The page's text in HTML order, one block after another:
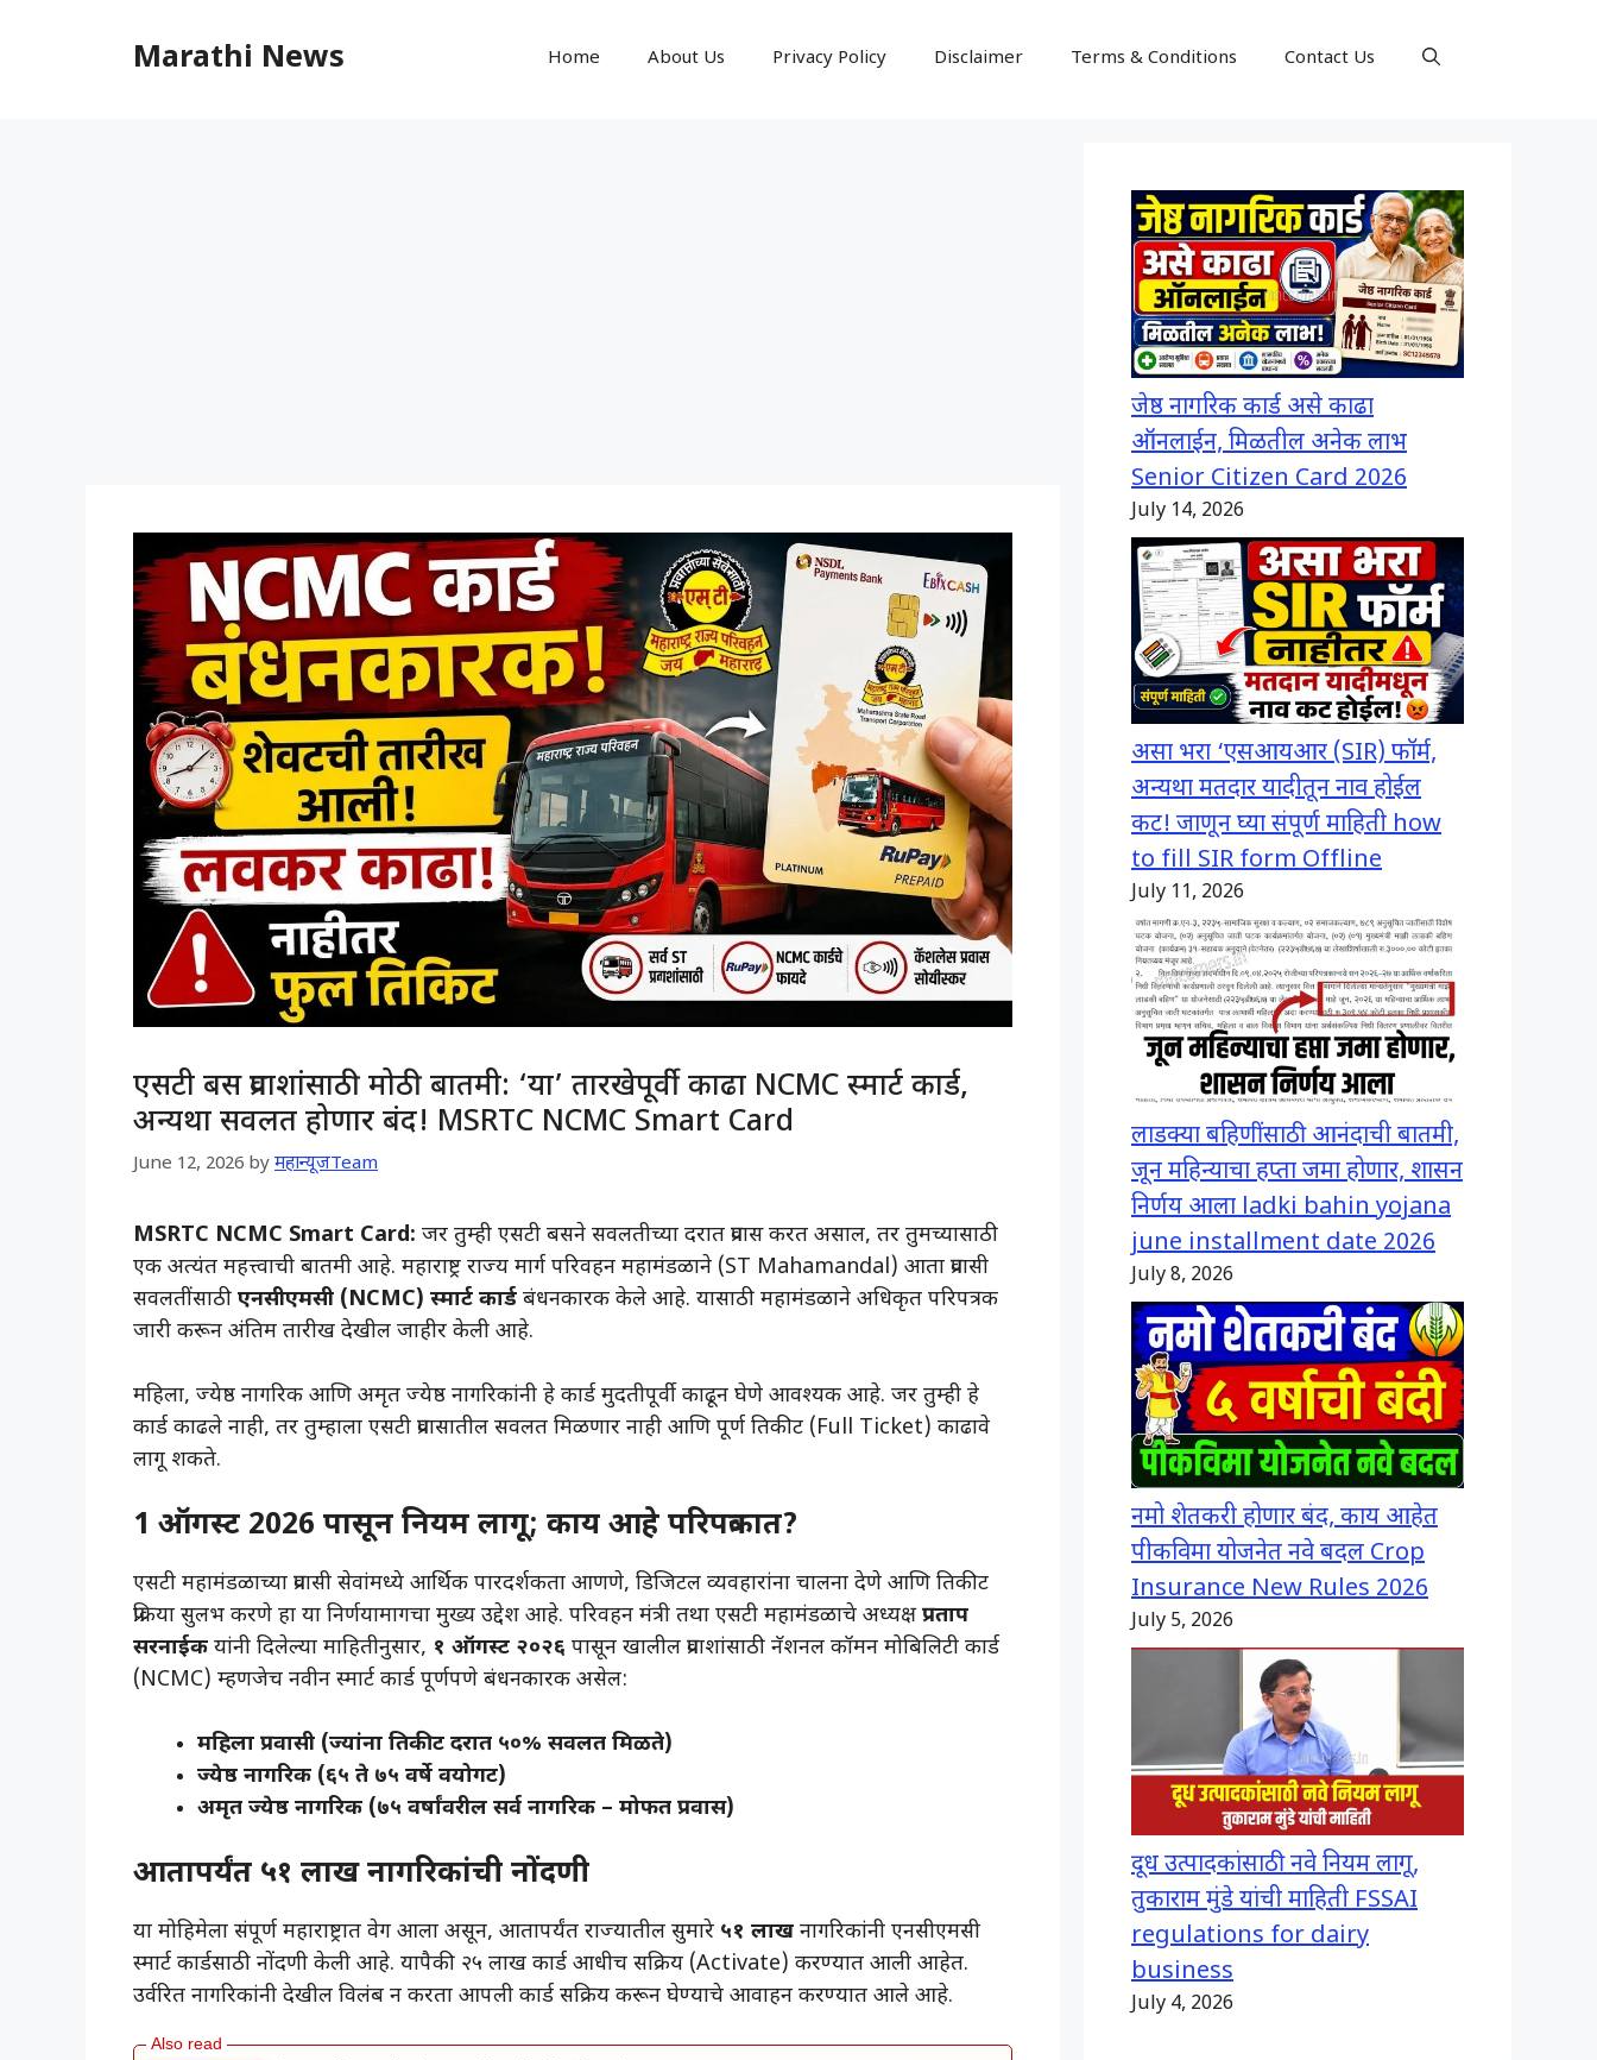
Marathi News Home About Us Privacy Policy Disclaimer Terms & Conditions Contact Us
एसटी बस प्रवाशांसाठी मोठी बातमी: ‘या’ तारखेपूर्वी काढा NCMC स्मार्ट कार्ड,
अन्यथा सवलत होणार बंद! MSRTC NCMC Smart Card
June 12, 2026 by महान्यूजTeam
MSRTC NCMC Smart Card: जर तुम्ही एसटी बसने सवलतीच्या दरात प्रवास करत असाल, तर तुमच्यासाठी
एक अत्यंत महत्त्वाची बातमी आहे. महाराष्ट्र राज्य मार्ग परिवहन महामंडळाने (ST Mahamandal) आता प्रवासी
सवलतींसाठी एनसीएमसी (NCMC) स्मार्ट कार्ड बंधनकारक केले आहे. यासाठी महामंडळाने अधिकृत परिपत्रक
जारी करून अंतिम तारीख देखील जाहीर केली आहे.
​महिला, ज्येष्ठ नागरिक आणि अमृत ज्येष्ठ नागरिकांनी हे कार्ड मुदतीपूर्वी काढून घेणे आवश्यक आहे. जर तुम्ही हे
कार्ड काढले नाही, तर तुम्हाला एसटी प्रवासातील सवलत मिळणार नाही आणि पूर्ण तिकीट (Full Ticket) काढावे
लागू शकते.
​1 ऑगस्ट 2026 पासून नियम लागू; काय आहे परिपत्रकात?
​एसटी महामंडळाच्या प्रवासी सेवांमध्ये आर्थिक पारदर्शकता आणणे, डिजिटल व्यवहारांना चालना देणे आणि तिकीट
प्रक्रिया सुलभ करणे हा या निर्णयामागचा मुख्य उद्देश आहे. परिवहन मंत्री तथा एसटी महामंडळाचे अध्यक्षप्रताप
सरनाईक यांनी दिलेल्या माहितीनुसार, १ ऑगस्ट २०२६ पासून खालील प्रवाशांसाठी नॅशनल कॉमन मोबिलिटी कार्ड
(NCMC) म्हणजेच नवीन स्मार्ट कार्ड पूर्णपणे बंधनकारक असेल:
महिला प्रवासी (ज्यांना तिकीट दरात ५०% सवलत मिळते)
ज्येष्ठ नागरिक (६५ ते ७५ वर्षे वयोगट)
अमृत ज्येष्ठ नागरिक (७५ वर्षांवरील सर्व नागरिक – मोफत प्रवास)
​आतापर्यंत ५१ लाख नागरिकांची नोंदणी
​या मोहिमेला संपूर्ण महाराष्ट्रात वेग आला असून, आतापर्यंत राज्यातील सुमारे ५१ लाख नागरिकांनी एनसीएमसी
स्मार्ट कार्डसाठी नोंदणी केली आहे. यापैकी २५ लाख कार्ड आधीच सक्रिय (Activate) करण्यात आली आहेत.
उर्वरित नागरिकांनी देखील विलंब न करता आपली कार्ड सक्रिय करून घेण्याचे आवाहन करण्यात आले आहे.
जेष्ठ नागरिक कार्ड असे काढा
ऑनलाईन, मिळतील अनेक लाभ
Senior Citizen Card 2026
July 14, 2026
असा भरा ‘एसआयआर (SIR) फॉर्म,
अन्यथा मतदार यादीतून नाव होईल
कट! जाणून घ्या संपूर्ण माहिती how
to fill SIR form Offline
July 11, 2026
लाडक्या बहिणींसाठी आनंदाची बातमी,
जून महिन्याचा हप्ता जमा होणार, शासन
निर्णय आला ladki bahin yojana
june installment date 2026
July 8, 2026
नमो शेतकरी होणार बंद, काय आहेत
पीकविमा योजनेत नवे बदल Crop
Insurance New Rules 2026
July 5, 2026
दूध उत्पादकांसाठी नवे नियम लागू,
तुकाराम मुंडे यांची माहिती FSSAI
regulations for dairy
business
July 4, 2026